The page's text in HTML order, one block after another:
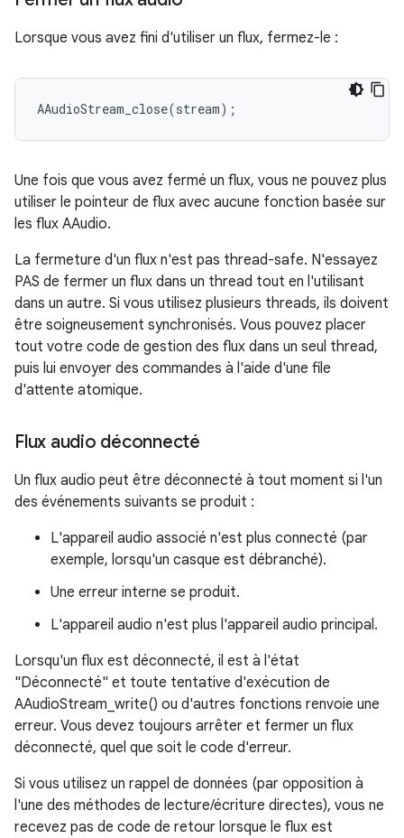
Lorsque vous avez fini d'utiliser un flux, fermez-le :
AAudioStream_close(stream);
Une fois que vous avez fermé un flux, vous ne pouvez plus
utiliser le pointeur de flux avec aucune fonction basée sur
les flux AAudio.
La fermeture d'un flux n'est pas thread-safe. N'essayez
PAS de fermer un flux dans un thread tout en l'utilisant
dans un autre. Si vous utilisez plusieurs threads, ils doivent
être soigneusement synchronisés. Vous pouvez placer
tout votre code de gestion des flux dans un seul thread,
puis lui envoyer des commandes à l'aide d'une file
d'attente atomique.
Flux audio déconnecté
Un flux audio peut être déconnecté à tout moment si l'un
des événements suivants se produit :
L'appareil audio associé n'est plus connecté (par
exemple, lorsqu'un casque est débranché).
Une erreur interne se produit.
L'appareil audio n'est plus l'appareil audio principal.
Lorsqu'un flux est déconnecté, il est à l'état
"Déconnecté" et toute tentative d'exécution de
AAudioStream_write() ou d'autres fonctions renvoie une
erreur. Vous devez toujours arrêter et fermer un flux
déconnecté, quel que soit le code d'erreur.
Si vous utilisez un rappel de données (par opposition à
l'une des méthodes de lecture/écriture directes), vous ne
recevez pas de code de retour lorsque le flux est